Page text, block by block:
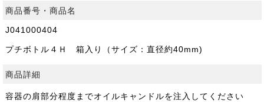
商品番号・商品名
J041000404
プチボトル４Ｈ 箱入り（サイズ：直径約40mm)
商品詳細
容器の肩部分程度までオイルキャンドルを注入してください